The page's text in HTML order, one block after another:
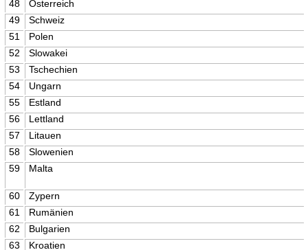
48
Österreich
49
Schweiz
51
Polen
52
Slowakei
53
Tschechien
54
Ungarn
55
Estland
56
Lettland
57
Litauen
58
Slowenien
59
Malta
60
Zypern
61
Rumänien
62
Bulgarien
63
Kroatien